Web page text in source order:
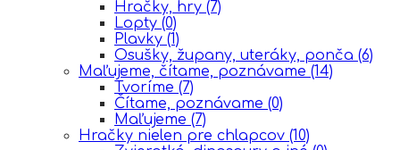
Hračky, hry (7)
Lopty (0)
Plavky (1)
Osušky, župany, uteráky, ponča (6)
Maľujeme, čítame, poznávame (14)
Tvoríme (7)
Čítame, poznávame (0)
Maľujeme (7)
Hračky nielen pre chlapcov (10)